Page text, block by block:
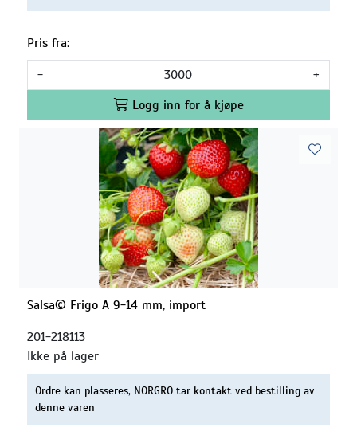
Pris fra:
-
+
Logg inn for å kjøpe
Salsa© Frigo A 9-14 mm, import
201-218113
Ikke på lager
Ordre kan plasseres, NORGRO tar kontakt ved bestilling av
denne varen